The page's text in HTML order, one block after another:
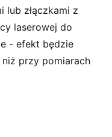
lub‌ złączkami z
laserowej do⁤
-⁢ efekt będzie⁤
przy pomiarach